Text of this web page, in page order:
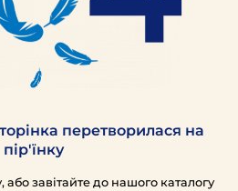
перетворилася на
пір'їнку
або завітайте до нашого каталогу